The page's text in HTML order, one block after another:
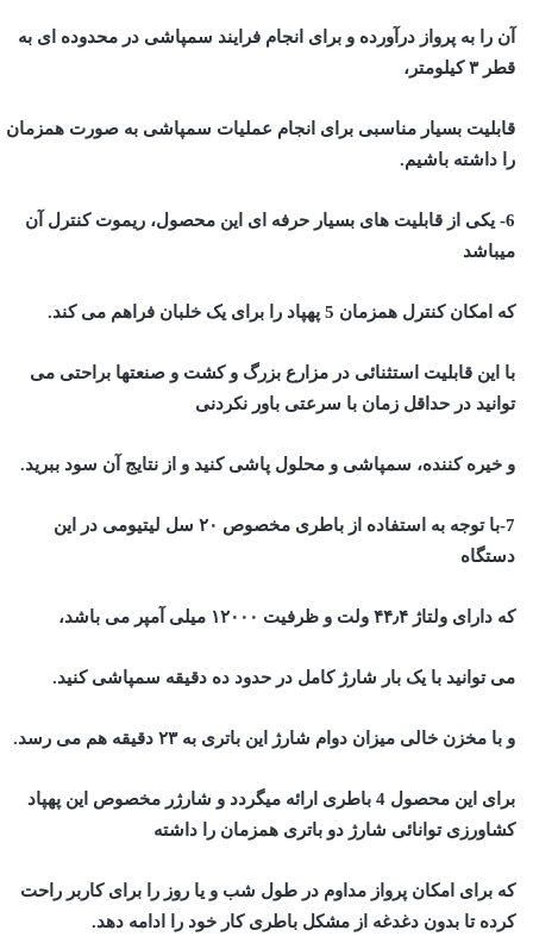
آن را به پرواز درآورده و برای انجام فرایند سمپاشی در محدوده ای به
قطر ۳ کیلومتر،
قابلیت بسیار مناسبی برای انجام عملیات سمپاشی به صورت همزمان
را داشته باشیم.
6- یکی از قابلیت های بسیار حرفه ای این محصول، ریموت کنترل آن
میباشد
که امکان کنترل همزمان 5 پهپاد را برای یک خلبان فراهم می کند.
با این قابلیت استثنائی در مزارع بزرگ و کشت و صنعتها براحتی می
توانید در حداقل زمان با سرعتی باور نکردنی
و خیره کننده، سمپاشی و محلول پاشی کنید و از نتایج آن سود ببرید.
7-با توجه به استفاده از باطری مخصوص ۲۰ سل لیتیومی در این
دستگاه
که دارای ولتاژ ۴۴٫۴ ولت و ظرفیت ۱۲۰۰۰ میلی آمپر می باشد،
می توانید با یک بار شارژ کامل در حدود ده دقیقه سمپاشی کنید.
و با مخزن خالی میزان دوام شارژ این باتری به ۲۳ دقیقه هم می رسد.
برای این محصول 4 باطری ارائه میگردد
و شارژر مخصوص این پهپاد
کشاورزیتوانائی شارژ دو باتری همزمان را داشته
که برای امکان پرواز مداوم در طول شب و یا روز را برای کاربر راحت
کرده تا بدون دغدغه از مشکل باطری کار خود را ادامه دهد.